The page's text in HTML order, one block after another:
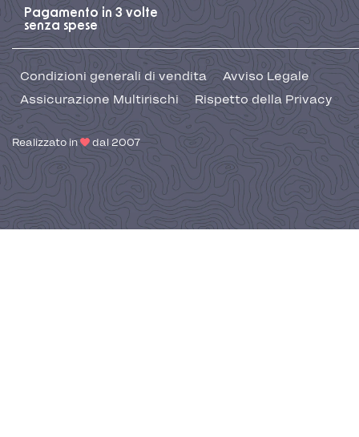
Pagamento in 3 volte
senza spese
Condizioni generali di vendita
Avviso Legale
Assicurazione Multirischi
Rispetto della Privacy
Realizzato in dal 2007